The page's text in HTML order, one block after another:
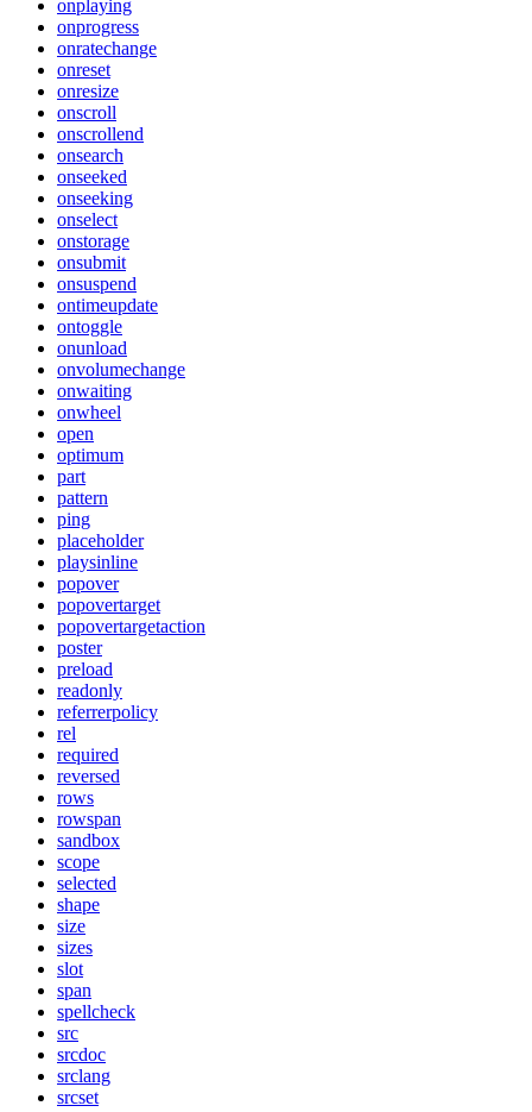
onplaying
onprogress
onratechange
onreset
onresize
onscroll
onscrollend
onsearch
onseeked
onseeking
onselect
onstorage
onsubmit
onsuspend
ontimeupdate
ontoggle
onunload
onvolumechange
onwaiting
onwheel
open
optimum
part
pattern
ping
placeholder
playsinline
popover
popovertarget
popovertargetaction
poster
preload
readonly
referrerpolicy
rel
required
reversed
rows
rowspan
sandbox
scope
selected
shape
size
sizes
slot
span
spellcheck
src
srcdoc
srclang
srcset